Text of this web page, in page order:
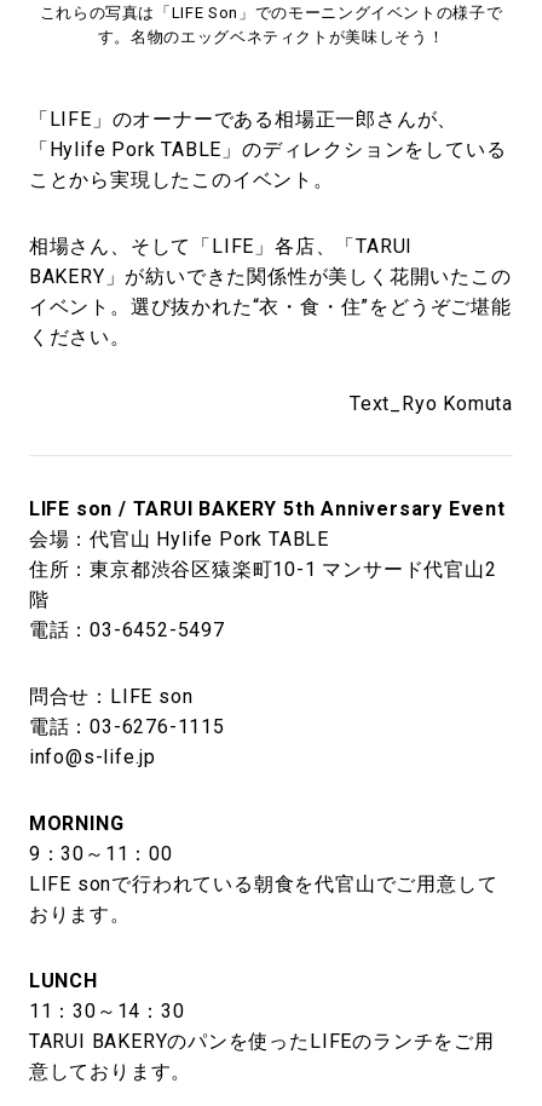
これらの写真は「LIFE Son」でのモーニングイベントの様子で
す。名物のエッグベネティクトが美味しそう！
「LIFE」のオーナーである相場正一郎さんが、
「Hylife Pork TABLE」のディレクションをしている
ことから実現したこのイベント。
相場さん、そして「LIFE」各店、「TARUI
BAKERY」が紡いできた関係性が美しく花開いたこの
イベント。選び抜かれた“衣・食・住”をどうぞご堪能
ください。
Text_Ryo Komuta
LIFE son / TARUI BAKERY 5th Anniversary Event
会場：代官山 Hylife Pork TABLE
住所：東京都渋谷区猿楽町10-1 マンサード代官山2
階
電話：03-6452-5497
問合せ：LIFE son
電話：03-6276-1115
info@s-life.jp
MORNING
9：30～11：00
LIFE sonで行われている朝食を代官山でご用意して
おります。
LUNCH
11：30～14：30
TARUI BAKERYのパンを使ったLIFEのランチをご用
意しております。